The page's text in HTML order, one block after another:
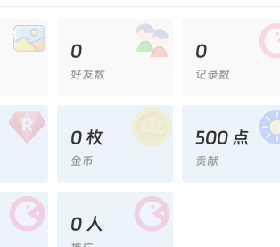
0
好友数
0
记录数
0 枚
金币
500 点
贡献
0 人